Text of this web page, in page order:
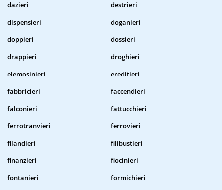
dazieri
destrieri
dispensieri
doganieri
doppieri
dossieri
drappieri
droghieri
elemosinieri
ereditieri
fabbricieri
faccendieri
falconieri
fattucchieri
ferrotranvieri
ferrovieri
filandieri
filibustieri
finanzieri
fiocinieri
fontanieri
formichieri